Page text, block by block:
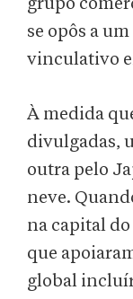
grupo
se opôs a
vinculativo
À medida
divulgadas,
outra pelo
neve.
na capital do
que
global